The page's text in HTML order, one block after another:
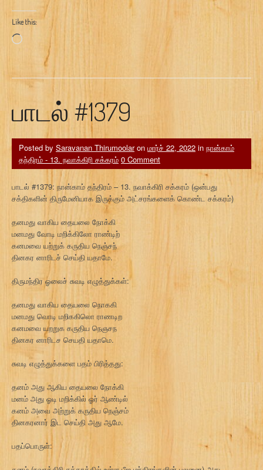
Like this:
Loading…
பாடல் #1379
Posted by Saravanan Thirumoolaron மார்ச் 22, 2022 in நான்காம்
தந்திரம் - 13. நவாக்கிரி சக்கரம் 0 Comment
பாடல் #1379: நான்காம் தந்திரம் – 13. நவாக்கிரி சக்கரம் (ஒன்பது
சக்திகளின் திருமேனியாக இருக்கும் அட்சரங்களைக் கொண்ட சக்கரம்)
தனமது வாகிய தையலை நோக்கி
மனமது வோடி மறிக்கிலோ ராண்டிற்
கனமவை யற்றுக் கருதிய நெஞ்சந்
தினகர னாரிடச் செய்தி யதாமே.
திருமந்திர ஓலைச் சுவடி எழுத்துக்கள்:
தனமது வாகிய தையலை நொககி
மனமது வொடி மறிககிலொ ராணடிற
கனமவை யறறுக கருதிய நெஞசந
தினகர னாரிடச செயதி யதாமெ.
சுவடி எழுத்துக்களை பதம் பிரித்தது:
தனம் அது ஆகிய தையலை நோக்கி
மனம் அது ஓடி மறிக்கில் ஓர் ஆண்டில்
கனம் அவை அற்றுக் கருதிய நெஞ்சம்
தினகரனார் இட செய்தி அது ஆமே.
பதப்பொருள்: